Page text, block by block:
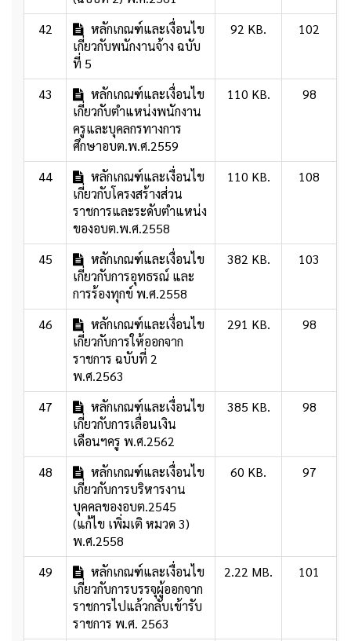
42
หลักเกณฑ์และเงื่อนไข
เกี่ยวกับพนักงานจ้าง ฉบับ
ที่ 5
92 KB. 102
43
หลักเกณฑ์และเงื่อนไข
เกี่ยวกับตำแหน่งพนักงาน
ครูและบุคลกรทางการ
ศึกษาอบต.พ.ศ.2559
110 KB. 98
44
หลักเกณฑ์และเงื่อนไข
เกี่ยวกับโครงสร้างส่วน
ราชการและระดับตำแหน่ง
ของอบต.พ.ศ.2558
110 KB. 108
45
หลักเกณฑ์และเงื่อนไข
เกี่ยวกับการอุทธรณ์ และ
การร้องทุกข์ พ.ศ.2558
382 KB. 103
46
หลักเกณฑ์และเงื่อนไข
เกี่ยวกับการให้ออกจาก
ราชการ ฉบับที่ 2
พ.ศ.2563
291 KB. 98
47
หลักเกณฑ์และเงื่อนไข
เกี่ยวกับการเลื่อนเงิน
เดือนฯครู พ.ศ.2562
385 KB. 98
48
หลักเกณฑ์และเงื่อนไข
เกี่ยวกับการบริหารงาน
บุคคลของอบต.2545
(แก้ไข เพิ่มเติ หมวด 3)
พ.ศ.2558
60 KB. 97
49
หลักเกณฑ์และเงื่อนไข
เกี่ยวกับการบรรจุผู้ออกจาก
ราชการไปแล้วกลับเข้ารับ
ราชการ พ.ศ. 2563
2.22 MB. 101